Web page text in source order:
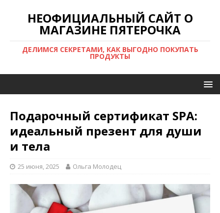
НЕОФИЦИАЛЬНЫЙ САЙТ О
МАГАЗИНЕ ПЯТЕРОЧКА
ДЕЛИМСЯ СЕКРЕТАМИ, КАК ВЫГОДНО ПОКУПАТЬ
ПРОДУКТЫ
Подарочный сертификат SPA:
идеальный презент для души
и тела
25 июня, 2025 Ольга Молодец